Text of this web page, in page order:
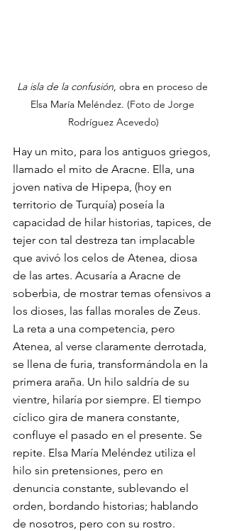
La isla de la confusión, obra en proceso de
Elsa María Meléndez. (Foto de Jorge
Rodríguez Acevedo)
Hay un mito, para los antiguos griegos,
llamado el mito de Aracne. Ella, una
joven nativa de Hipepa, (hoy en
territorio de Turquía) poseía la
capacidad de hilar historias, tapices, de
tejer con tal destreza tan implacable
que avivó los celos de Atenea, diosa
de las artes. Acusaría a Aracne de
soberbia, de mostrar temas ofensivos a
los dioses, las fallas morales de Zeus.
La reta a una competencia, pero
Atenea, al verse claramente derrotada,
se llena de furia, transformándola en la
primera araña. Un hilo saldría de su
vientre, hilaría por siempre. El tiempo
cíclico gira de manera constante,
confluye el pasado en el presente. Se
repite. Elsa María Meléndez utiliza el
hilo sin pretensiones, pero en
denuncia constante, sublevando el
orden, bordando historias; hablando
de nosotros, pero con su rostro.